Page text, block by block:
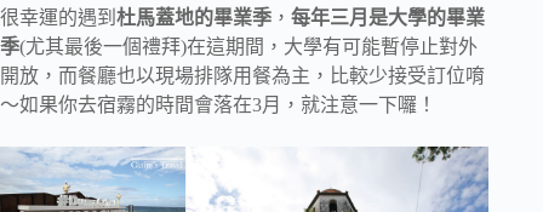
很幸運的遇到 杜馬蓋地的畢業季 ， 每年三月是大學的畢業
季(尤其最後一個禮拜)在這期間，大學有可能暫停止對外
開放，而餐廳也以現場排隊用餐為主，比較少接受訂位唷
～如果你去宿霧的時間會落在3月，就注意一下囉！